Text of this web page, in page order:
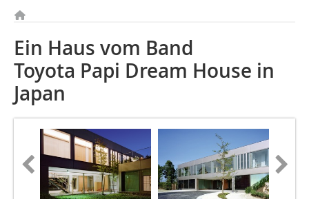
Ein Haus vom Band
Toyota Papi Dream House in
Japan